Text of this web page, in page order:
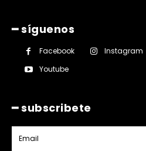
━ síguenos
Facebook Instagram
Youtube
━ subscribete